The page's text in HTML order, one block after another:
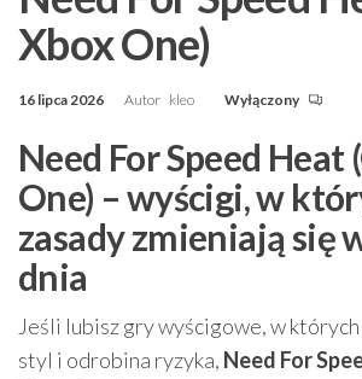
Xbox One)
16 lipca 2026 Autor kleo Wyłączony
Need For Speed Heat
One) – wyścigi, w
zasady zmieniają się
dnia
Jeśli lubisz gry wyścigowe, w
styl i odrobina ryzyka, Need For